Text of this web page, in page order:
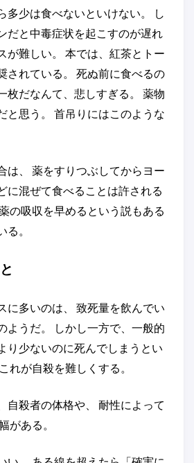
多少は食べないといけない。 し
だと中毒症状を起こすのが遅れ
が難しい。 本では、紅茶とトー
されている。 死ぬ前に食べるの
枚だなんて、悲しすぎる。 薬物
と思う。 首吊りにはこのような
は、 薬をすりつぶしてからヨー
に混ぜて食べることは許される
の吸収を早めるという説もある
。
に多いのは、 致死量を飲んでい
ようだ。 しかし一方で、一般的
り少ないのに死んでしまうとい
れが自殺を難しくする。
自殺者の体格や、 耐性によって
がある。